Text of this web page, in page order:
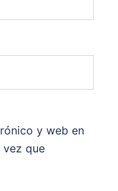
y web en
vez que